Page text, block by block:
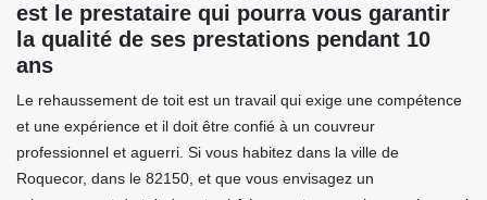
est le prestataire qui pourra vous garantir
la qualité de ses prestations pendant 10
ans
Le rehaussement de toit est un travail qui exige une compétence
et une expérience et il doit être confié à un couvreur
professionnel et aguerri. Si vous habitez dans la ville de
Roquecor, dans le 82150, et que vous envisagez un